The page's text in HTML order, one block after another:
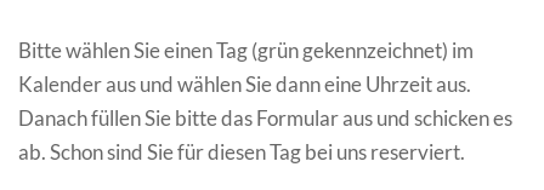
Bitte wählen Sie einen Tag (grün gekennzeichnet) im
Kalender aus und wählen Sie dann eine Uhrzeit aus.
Danach füllen Sie bitte das Formular aus und schicken es
ab. Schon sind Sie für diesen Tag bei uns reserviert.